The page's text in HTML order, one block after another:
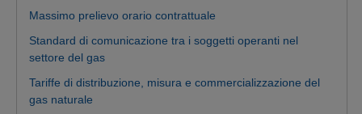
Massimo prelievo orario contrattuale
Standard di comunicazione tra i soggetti operanti nel
settore del gas
Tariffe di distribuzione, misura e commercializzazione del
gas naturale